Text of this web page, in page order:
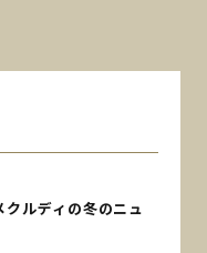
クルディの冬のニュ